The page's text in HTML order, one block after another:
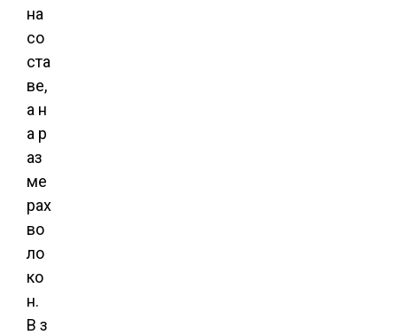
на
со
ста
ве,
а н
а р
аз
ме
рах
во
ло
ко
н.
В з